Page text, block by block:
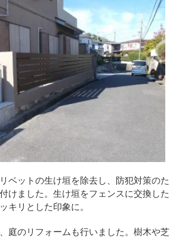
ベットの生け垣を除去し、防犯対策のた
けました。生け垣をフェンスに交換した
キリとした印象に。
庭のリフォームも行いました。樹木や芝